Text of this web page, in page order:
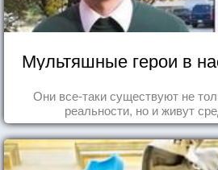
Мультяшные герои в
Они все-таки существуют не
реальности, но и живут